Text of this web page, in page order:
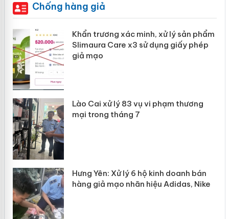
Chống hàng giả
Khẩn trương xác minh, xử lý sản phẩm
Slimaura Care x3 sử dụng giấy phép
giả mạo
Lào Cai xử lý 83 vụ vi phạm thương
mại trong tháng 7
Hưng Yên: Xử lý 6 hộ kinh doanh bán
hàng giả mạo nhãn hiệu Adidas, Nike